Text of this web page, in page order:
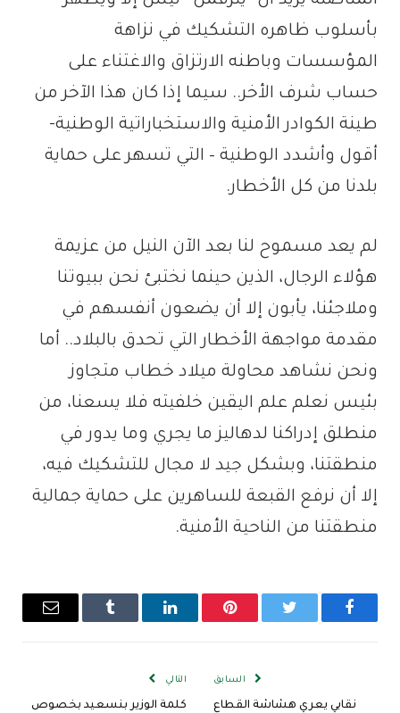
بأسلوب ظاهره التشكيك في نزاهة
المؤسسات وباطنه الارتزاق والاغتناء على
حساب شرف الأخر.. سيما إذا كان هذا الآخر من
طينة الكوادر الأمنية والاستخباراتية الوطنية-
أقول وأشدد الوطنية – التي تسهر على حماية
بلدنا من كل الأخطار.
لم يعد مسموح لنا بعد الآن النيل من عزيمة
هؤلاء الرجال، الذين حينما نختبئ نحن ببيوتنا
وملاجئنا، يأبون إلا أن يضعون أنفسهم في
مقدمة مواجهة الأخطار التي تحدق بالبلاد.. أما
ونحن نشاهد محاولة ميلاد خطاب متجاوز
بئيس نعلم علم اليقين خلفيته فلا يسعنا، من
منطلق إدراكنا لدهاليز ما يجري وما يدور في
منطقتنا، وبشكل جيد لا مجال للتشكيك فيه،
إلا أن نرفع القبعة للساهرين على حماية جمالية
منطقتنا من الناحية الأمنية.
فيسبوك تويتر بينتيريستلينكدإن Tumblr
البريد
السابق
نقابي يعري هشاشة القطاع
التالي
كلمة الوزير بنسعيد بخصوص